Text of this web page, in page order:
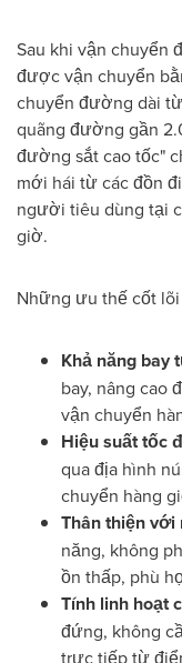
Sau khi vận chuyển
được vận chuyển
chuyển đường dài
quãng đường gần
đường sắt cao tốc"
mới hái từ các đồn
người tiêu dùng tại
giờ.
Những ưu thế cốt
Khả năng bay
bay, nâng cao
vận chuyển
Hiệu suất tốc
qua địa hình
chuyển hàng
Thân thiện
năng, không
ồn thấp, phù
Tính linh hoạt
đứng, không
trực tiếp từ